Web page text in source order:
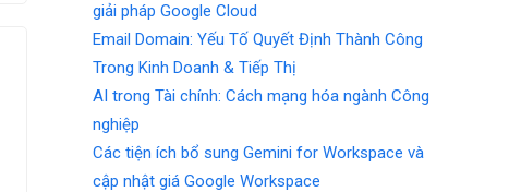
giải pháp Google Cloud
Email Domain: Yếu Tố Quyết Định Thành Công
Trong Kinh Doanh & Tiếp Thị
AI trong Tài chính: Cách mạng hóa ngành Công
nghiệp
Các tiện ích bổ sung Gemini for Workspace và
cập nhật giá Google Workspace